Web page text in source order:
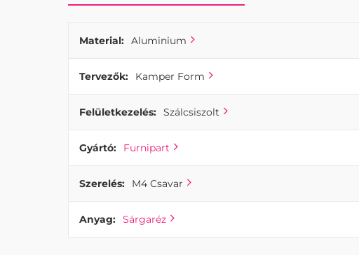
Material: Aluminium
Tervezők: Kamper Form
Felületkezelés: Szálcsiszolt
Gyártó: Furnipart
Szerelés: M4 Csavar
Anyag: Sárgaréz